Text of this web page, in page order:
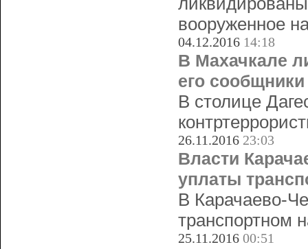
вооруженное
04.12.2016 14:18
В Махачкале
его сообщники
В столице
26.11.2016 23:03
Власти
уплаты
В Карачаево-
транспортном
25.11.2016 00:51